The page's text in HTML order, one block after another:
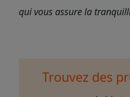
qui vous assure la
Trouvez des